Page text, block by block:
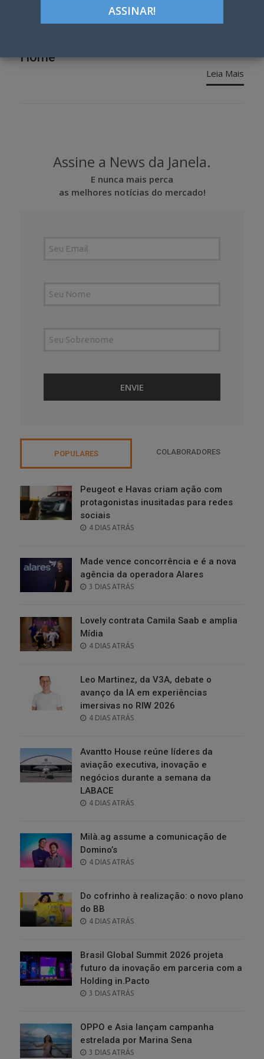
agências
Home
Leia Mais
Assine a News da Janela.
E nunca mais perca
as melhores notícias do mercado!
POPULARES COLABORADORES
Peugeot e Havas criam ação com
protagonistas inusitadas para redes
sociais
POSTED
4 DIAS ATRÁS
Made vence concorrência e é a nova
agência da operadora Alares
POSTED
3 DIAS ATRÁS
Lovely contrata Camila Saab e amplia
Mídia
POSTED
4 DIAS ATRÁS
Leo Martinez, da V3A, debate o
avanço da IA em experiências
imersivas no RIW 2026
POSTED
4 DIAS ATRÁS
Avantto House reúne líderes da
aviação executiva, inovação e
negócios durante a semana da
LABACE
POSTED
4 DIAS ATRÁS
Milà.ag assume a comunicação de
Domino’s
POSTED
4 DIAS ATRÁS
Do cofrinho à realização: o novo plano
do BB
POSTED
4 DIAS ATRÁS
Brasil Global Summit 2026 projeta
futuro da inovação em parceria com a
Holding in.Pacto
POSTED
3 DIAS ATRÁS
OPPO e Asia lançam campanha
estrelada por Marina Sena
POSTED
3 DIAS ATRÁS